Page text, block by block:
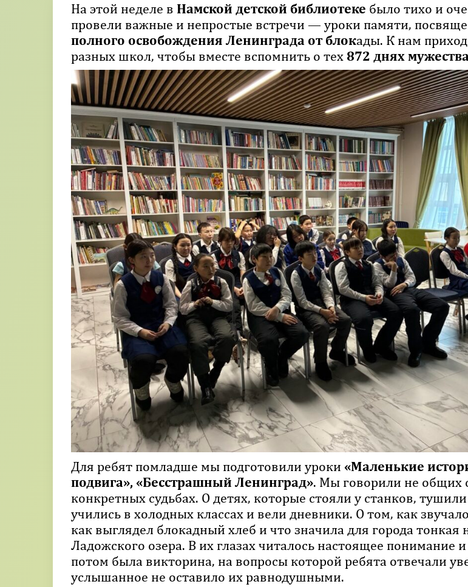
На этой неделе в Намской детской библиотеке было тихо и
провели важные и непростые встречи — уроки памяти,
полного освобождения Ленинграда от блокады. К нам
разных школ, чтобы вместе вспомнить о тех 872 днях
Для ребят помладше мы подготовили уроки «Маленькие
подвига», «Бесстрашный Ленинград». Мы говорили не общих
конкретных судьбах. О детях, которые стояли у станков,
учились в холодных классах и вели дневники. О том, как
как выглядел блокадный хлеб и что значила для города тонкая
Ладожского озера. В их глазах читалось настоящее понимание
потом была викторина, на вопросы которой ребята отвечали
услышанное не оставило их равнодушными.